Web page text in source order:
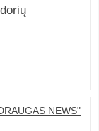
NEWS"